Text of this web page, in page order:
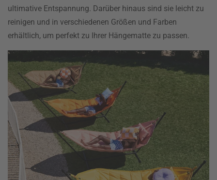
ultimative Entspannung. Darüber hinaus sind sie leicht zu
reinigen und in verschiedenen Größen und Farben
erhältlich, um perfekt zu Ihrer Hängematte zu passen.